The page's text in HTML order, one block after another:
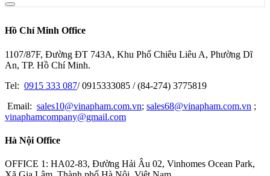
ESCO TOOL
KOGANEI
GOOT
OPTEX-FA
MITOTUYO
Hồ Chí Minh Office
1107/87F, Đường ĐT 743A, Khu Phố Chiêu Liêu A, Phường Dĩ
An, TP. Hồ Chí Minh.
Tel: 0915 333 087/ 0915333085 / (84-274) 3775819
Email: sales10@vinapham.com.vn; sales68@vinapham.com.vn ;
vinaphamcompany@gmail.com
Hà Nội Office
OFFICE 1: HA02-83, Đường Hải Âu 02, Vinhomes Ocean Park,